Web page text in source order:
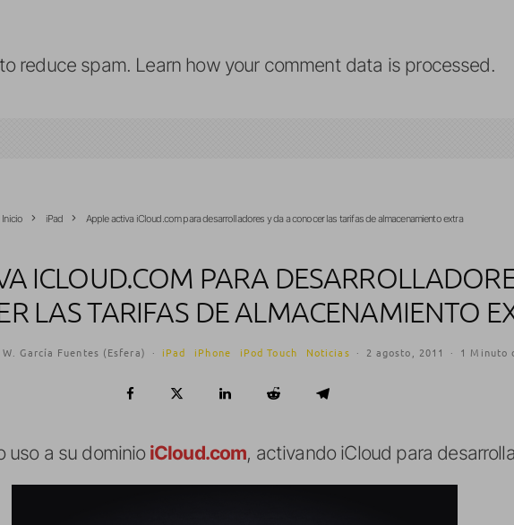
reduce spam. Learn how your comment data is processed.
Inicio iPad Apple activa iCloud.com para desarrolladores y da a conocer las tarifas de almacenamiento extra
ICLOUD.COM PARA
LAS TARIFAS DE ALMACENAMIENTO
García Fuentes (Esfera) · iPad iPhone iPod Touch Noticias · 2 agosto, 2011 · 1 Minuto
uso a su dominio iCloud.com, activando iCloud para